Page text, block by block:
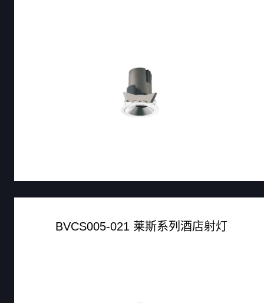
BVCS005-021 莱斯系列酒店射灯